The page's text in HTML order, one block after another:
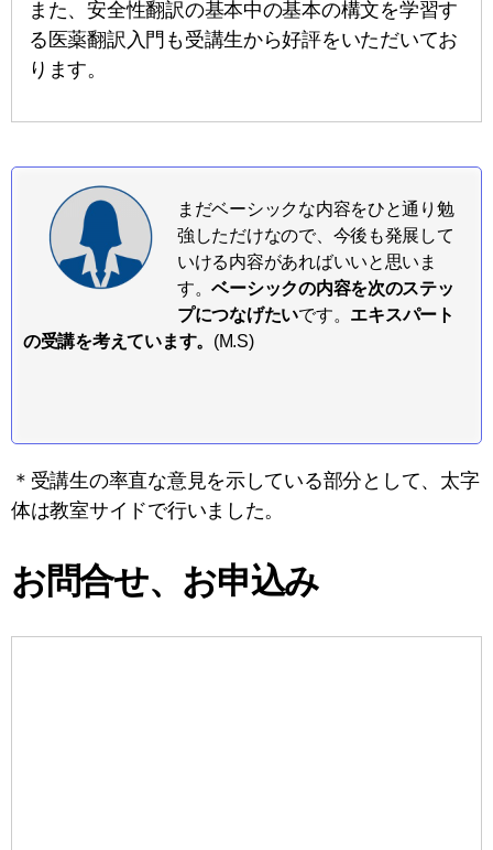
また、安全性翻訳の基本中の基本の構文を学習す
る医薬翻訳入門も受講生から好評をいただいてお
ります。
まだベーシックな内容をひと通り勉
強しただけなので、今後も発展して
いける内容があればいいと思いま
す。ベーシックの内容を次のステッ
プにつなげたいです。 エキスパート
の受講を考えています。 (M.S)
＊受講生の率直な意見を示している部分として、太字
体は教室サイドで行いました。
お問合せ、お申込み